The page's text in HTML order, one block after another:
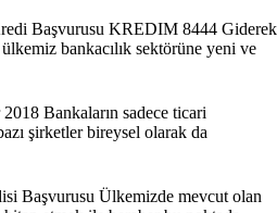
Başvurusu KREDIM 8444 Giderek
bankacılık sektörüne yeni ve
2018 Bankaların sadece ticari
şirketler bireysel olarak da
Başvurusu Ülkemizde mevcut olan